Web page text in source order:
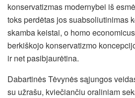
konservatizmas modernybei iš
toks perdėtas jos suabsoliutinimas
skamba keistai, o homo
berkiškojo konservatizmo
ir net pasibjaurėtina.
Dabartinės Tėvynės sąjungos
su užrašu, kviečiančiu oraliniam